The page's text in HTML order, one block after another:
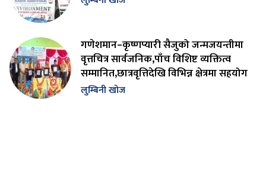
गणेशमान–कृष्णप्यारी सैजुको जन्मजयन्तीमा
वृत्तचित्र सार्वजनिक,पाँच विशिष्ट व्यक्तित्व
सम्मानित,छात्रवृत्तिदेखि विभिन्न क्षेत्रमा सहयोग
लुम्बिनी खोज